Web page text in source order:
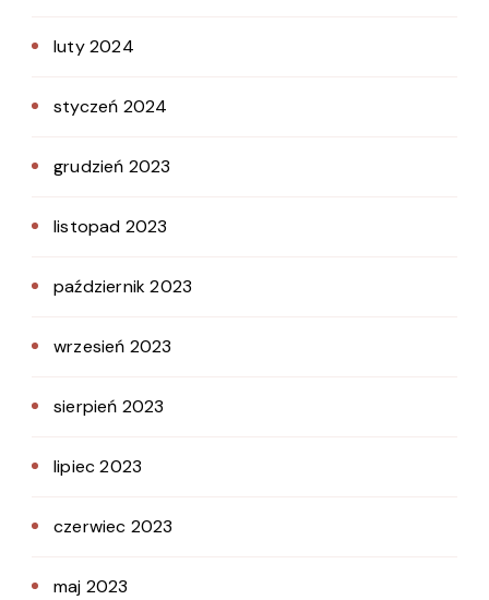
luty 2024
styczeń 2024
grudzień 2023
listopad 2023
październik 2023
wrzesień 2023
sierpień 2023
lipiec 2023
czerwiec 2023
maj 2023